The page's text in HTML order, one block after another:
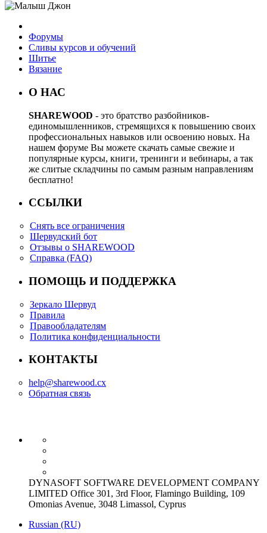
Форумы
Сливы курсов и обучений
Шитье
Вязание
О НАС
SHAREWOOD - это братство разбойников-
единомышленников, стремящихся к повышению своих
профессиональных навыков или освоению новых. На
нашем форуме Вы можете скачать самые свежие и
популярные курсы, книги, тренинги и вебинары, а так
же слитые складчины по самым разным направлениям
бесплатно!
ССЫЛКИ
Снять все ограничения
Шервудский бот
Отзывы о SHAREWOOD
Справка (FAQ)
ПОМОЩЬ И ПОДДЕРЖКА
Зеркало Шервуд
Правила
Правообладателям
Политика конфиденциальности
КОНТАКТЫ
help@sharewood.cx
Обратная связь
DYNASOFT SOFTWARE DEVELOPMENT COMPANY
LIMITED Office 301, 3rd Floor, Flamingo Building, 109
Omonias Avenue, 3048 Limassol, Cyprus
Russian (RU)